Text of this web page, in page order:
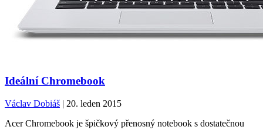
Ideální Chromebook
Václav Dobiáš | 20. leden 2015
Acer Chromebook je špičkový přenosný notebook s dostatečnou